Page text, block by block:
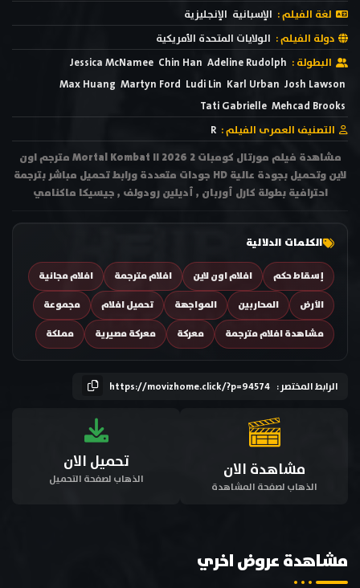
لغة الفيلم : الإسبانية الإنجليزية
دولة الفيلم : الولايات المتحدة الأمريكية
البطولة : Adeline Rudolph
Chin Han
Jessica McNamee
Josh Lawson
Karl Urban
Ludi Lin
Martyn Ford
Max Huang
Mehcad Brooks
Tati Gabrielle
التصنيف العمرى الفيلم : R
مشاهدة فيلم مورتال كومبات 2 Mortal Kombat II 2026 مترجم اون
لاين وتحميل بجودة عالية HD جودات متعددة ورابط تحميل مباشر بترجمة
احترافية بطولة كارل أوربان , أديلين رودولف , جيسيكا ماكنامي
الكلمات الدلالية
إسقاط حكم افلام اون لاين افلام مترجمة
افلام مجانية
الأرض
المحاربين المواجهة تحميل افلام
مجموعة
مشاهدة افلام مترجمة
معركة معركة مصيرية مملكة
الرابط المختصر : https://movizhome.click/?p=94574
مشاهدة الان
الذهاب لصفحة المشاهدة
تحميل الان
الذهاب لصفحة التحميل
مشاهدة عروض اخري